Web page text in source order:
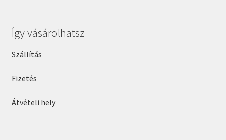
Így vásárolhatsz
Szállítás
Fizetés
Átvételi hely